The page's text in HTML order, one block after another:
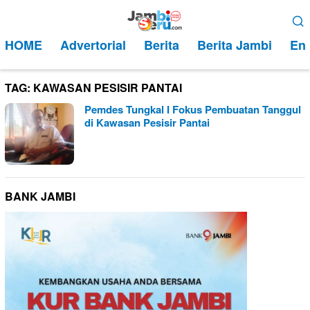
kontenMobile
HOME Advertorial Berita Berita Jambi
TAG: KAWASAN PESISIR PANTAI
Pemdes Tungkal I Fokus Pembuatan Tanggul
di Kawasan Pesisir Pantai
BANK JAMBI